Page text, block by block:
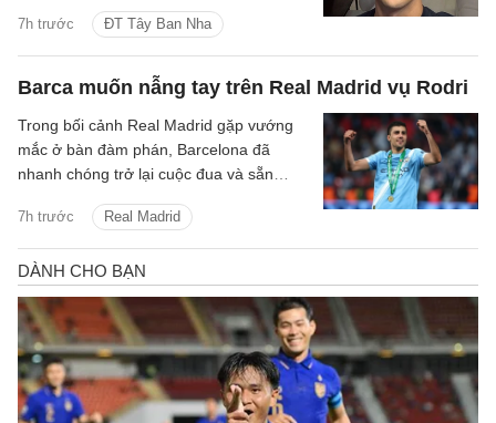
7h trước ĐT Tây Ban Nha
World Cup 2026.
Barca muốn nẫng tay trên Real Madrid vụ Rodri
7h trước Real Madrid
Trong bối cảnh Real Madrid gặp vướng
mắc ở bàn đàm phán, Barcelona đã
nhanh chóng trở lại cuộc đua và sẵn
vệ Rodri.